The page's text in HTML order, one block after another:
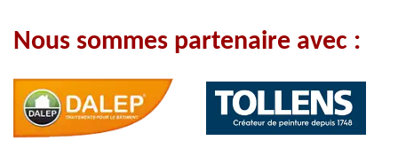
Nous sommes partenaire avec :